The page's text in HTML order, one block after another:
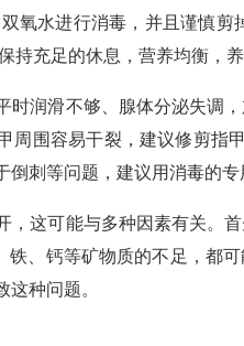
氧水进行消毒，并且谨慎
持充足的休息，营养均衡，养
时润滑不够、腺体分泌失调
周围容易干裂，建议修剪指
刺等问题，建议用消毒的专
，这可能与多种因素有关。
、钙等矿物质的不足，都
种问题。